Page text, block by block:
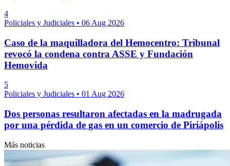
4
Policiales y Judiciales • 06 Aug 2026
Caso de la maquilladora del Hemocentro: Tribunal
revocó la condena contra ASSE y Fundación
Hemovida
5
Policiales y Judiciales • 01 Aug 2026
Dos personas resultaron afectadas en la madrugada
por una pérdida de gas en un comercio de Piriápolis
Más noticias